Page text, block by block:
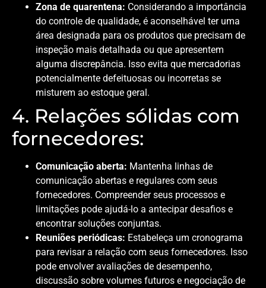
Zona de quarentena: Considerando a importância
do controle de qualidade, é aconselhável ter uma
área designada para os produtos que precisam de
inspeção mais detalhada ou que apresentem
alguma discrepância. Isso evita que mercadorias
potencialmente defeituosas ou incorretas se
misturem ao estoque geral.
4. Relações sólidas com
fornecedores:
Comunicação aberta: Mantenha linhas de
comunicação abertas e regulares com seus
fornecedores. Compreender seus processos e
limitações pode ajudá-lo a antecipar desafios e
encontrar soluções conjuntas.
Reuniões periódicas: Estabeleça um cronograma
para revisar a relação com seus fornecedores. Isso
pode envolver avaliações de desempenho,
discussão sobre volumes futuros e negociação de